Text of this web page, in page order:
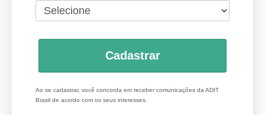
Cadastrar
Ao se cadastrar, você concorda em receber comunicações da ADIT
Brasil de acordo com os seus interesses.